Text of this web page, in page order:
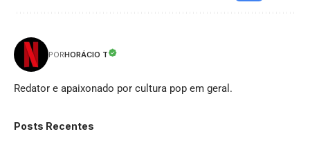
PORHORÁCIO T
Redator e apaixonado por cultura pop em geral.
Posts Recentes